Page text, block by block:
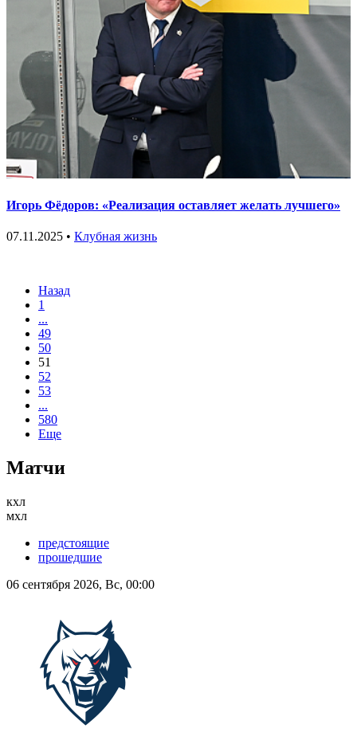
Игорь Фёдоров: «Реализация оставляет желать лучшего»
07.11.2025 • Клубная жизнь
Назад
1
...
49
50
51
52
53
...
580
Еще
Матчи
кхл
мхл
предстоящие
прошедшие
06 сентября 2026, Вс, 00:00